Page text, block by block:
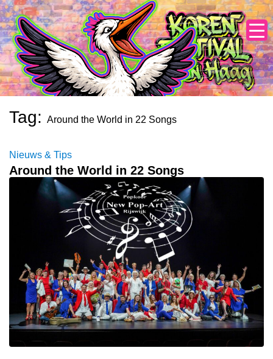
Skip
to
content
Tag: Around the World in 22 Songs
Nieuws & Tips
Around the World in 22 Songs